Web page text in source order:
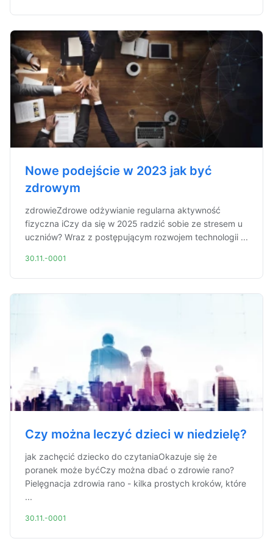
Nowe podejście w 2023 jak być
zdrowym
zdrowieZdrowe odżywianie regularna aktywność
fizyczna iCzy da się w 2025 radzić sobie ze stresem u
uczniów? Wraz z postępującym rozwojem technologii ...
30.11.-0001
Czy można leczyć dzieci w niedzielę?
jak zachęcić dziecko do czytaniaOkazuje się że
poranek może byćCzy można dbać o zdrowie rano?
Pielęgnacja zdrowia rano - kilka prostych kroków, które
...
30.11.-0001